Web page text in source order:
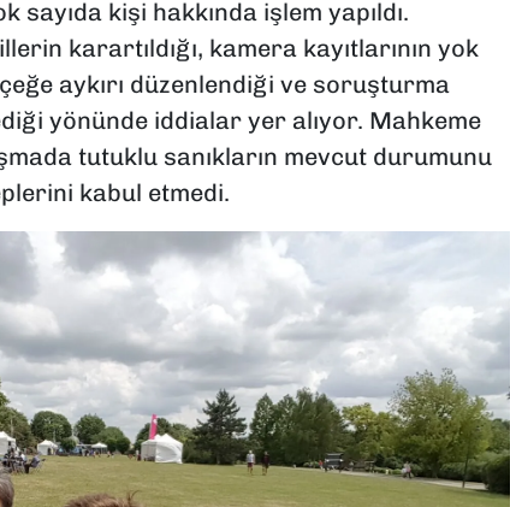
sayıda kişi hakkında işlem yapıldı.
karartıldığı, kamera kayıtlarının yok
aykırı düzenlendiği ve soruşturma
yönünde iddialar yer alıyor. Mahkeme
tutuklu sanıkların mevcut durumunu
kabul etmedi.